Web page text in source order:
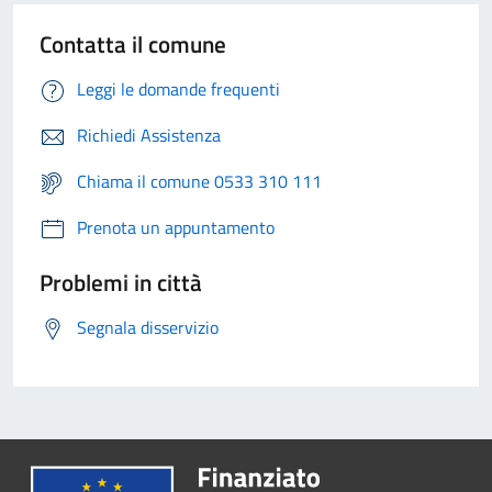
Contatta il comune
Leggi le domande frequenti
Richiedi Assistenza
Chiama il comune 0533 310 111
Prenota un appuntamento
Problemi in città
Segnala disservizio